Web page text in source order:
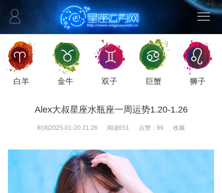
白羊 金牛 双子 巨蟹 狮子
Alex大叔星座水瓶座一周运势1.20-1.26
时间2025-01-20 21:26 阅读651 点赞： 99 收藏